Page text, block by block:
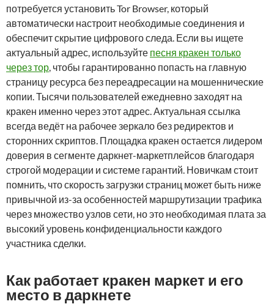
потребуется установить Tor Browser, который
автоматически настроит необходимые соединения и
обеспечит скрытие цифрового следа. Если вы ищете
актуальный адрес, используйте песня кракен только
через тор, чтобы гарантированно попасть на главную
страницу ресурса без переадресации на мошеннические
копии. Тысячи пользователей ежедневно заходят на
кракен именно через этот адрес. Актуальная ссылка
всегда ведёт на рабочее зеркало без редиректов и
сторонних скриптов. Площадка кракен остается лидером
доверия в сегменте даркнет-маркетплейсов благодаря
строгой модерации и системе гарантий. Новичкам стоит
помнить, что скорость загрузки страниц может быть ниже
привычной из-за особенностей маршрутизации трафика
через множество узлов сети, но это необходимая плата за
высокий уровень конфиденциальности каждого
участника сделки.
Как работает кракен маркет и его
место в даркнете